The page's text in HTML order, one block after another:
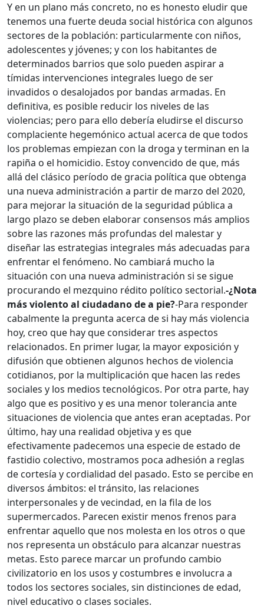
Y en un plano más concreto, no es honesto eludir que
tenemos una fuerte deuda social histórica con algunos
sectores de la población: particularmente con niños,
adolescentes y jóvenes; y con los habitantes de
determinados barrios que solo pueden aspirar a
tímidas intervenciones integrales luego de ser
invadidos o desalojados por bandas armadas. En
definitiva, es posible reducir los niveles de las
violencias; pero para ello debería eludirse el discurso
complaciente hegemónico actual acerca de que todos
los problemas empiezan con la droga y terminan en la
rapiña o el homicidio. Estoy convencido de que, más
allá del clásico período de gracia política que obtenga
una nueva administración a partir de marzo del 2020,
para mejorar la situación de la seguridad pública a
largo plazo se deben elaborar consensos más amplios
sobre las razones más profundas del malestar y
diseñar las estrategias integrales más adecuadas para
enfrentar el fenómeno. No cambiará mucho la
situación con una nueva administración si se sigue
procurando el mezquino rédito político sectorial.-¿Nota
más violento al ciudadano de a pie?-Para responder
cabalmente la pregunta acerca de si hay más violencia
hoy, creo que hay que considerar tres aspectos
relacionados. En primer lugar, la mayor exposición y
difusión que obtienen algunos hechos de violencia
cotidianos, por la multiplicación que hacen las redes
sociales y los medios tecnológicos. Por otra parte, hay
algo que es positivo y es una menor tolerancia ante
situaciones de violencia que antes eran aceptadas. Por
último, hay una realidad objetiva y es que
efectivamente padecemos una especie de estado de
fastidio colectivo, mostramos poca adhesión a reglas
de cortesía y cordialidad del pasado. Esto se percibe en
diversos ámbitos: el tránsito, las relaciones
interpersonales y de vecindad, en la fila de los
supermercados. Parecen existir menos frenos para
enfrentar aquello que nos molesta en los otros o que
nos representa un obstáculo para alcanzar nuestras
metas. Esto parece marcar un profundo cambio
civilizatorio en los usos y costumbres e involucra a
todos los sectores sociales, sin distinciones de edad,
nivel educativo o clases sociales.